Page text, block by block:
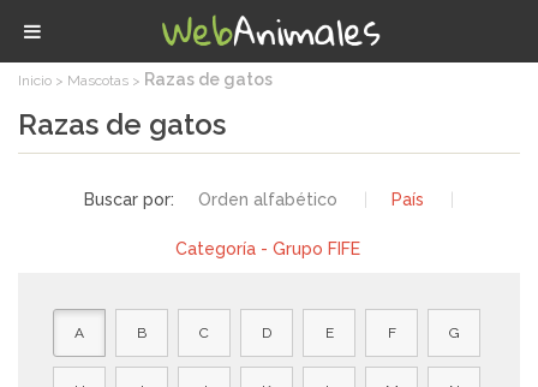
Inicio Mascotas Razas de gatos
Razas de gatos
Buscar por: Orden alfabético País
Categoría - Grupo FIFE
A B C D E F G